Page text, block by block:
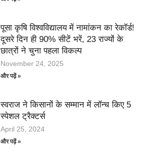
पूसा कृषि विश्वविद्यालय में नामांकन का रेकॉर्ड!
दूसरे दिन ही 90% सीटें भरें, 23 राज्यों के
छात्रों ने चुना पहला विकल्प
November 24, 2025
और पढ़ें »
स्वराज ने किसानों के सम्मान में लॉन्च किए 5
स्पेशल ट्रैक्टर्स
April 25, 2024
और पढ़ें »